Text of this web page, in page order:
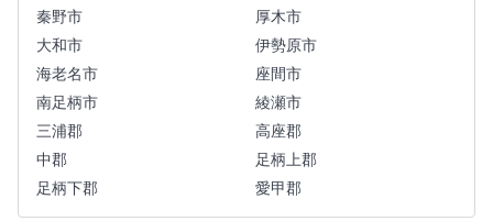
秦野市
厚木市
大和市
伊勢原市
海老名市
座間市
南足柄市
綾瀬市
三浦郡
高座郡
中郡
足柄上郡
足柄下郡
愛甲郡